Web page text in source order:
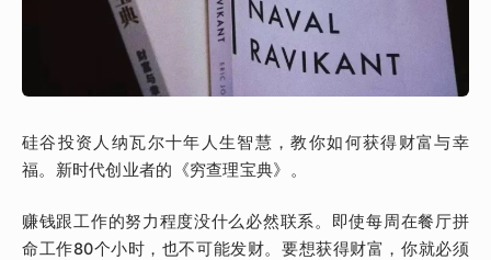
硅谷投资人纳瓦尔十年人生智慧，教你如何获得财富与幸
福。新时代创业者的《穷查理宝典》。
赚钱跟工作的努力程度没什么必然联系。即使每周在餐厅拼
命工作80个小时，也不可能发财。要想获得财富，你就必须